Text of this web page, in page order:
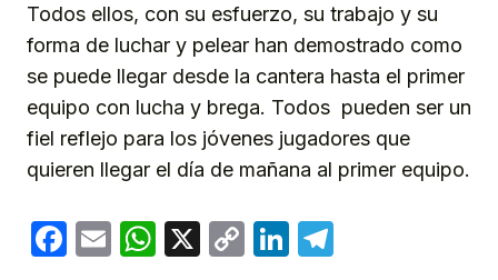
Todos ellos, con su esfuerzo, su trabajo y su
forma de luchar y pelear han demostrado como
se puede llegar desde la cantera hasta el primer
equipo con lucha y brega. Todos pueden ser un
fiel reflejo para los jóvenes jugadores que
quieren llegar el día de mañana al primer equipo.
Facebook
EmailWhatsApp
X
CopyLinkedIn